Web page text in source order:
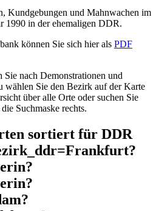
Kundgebungen und Mahnwachen im
1990 in der ehemaligen DDR.
können Sie sich hier als PDF
Sie nach Demonstrationen und
wählen Sie den Bezirk auf der Karte
über alle Orte oder suchen Sie
Suchmaske rechts.
sortiert für DDR